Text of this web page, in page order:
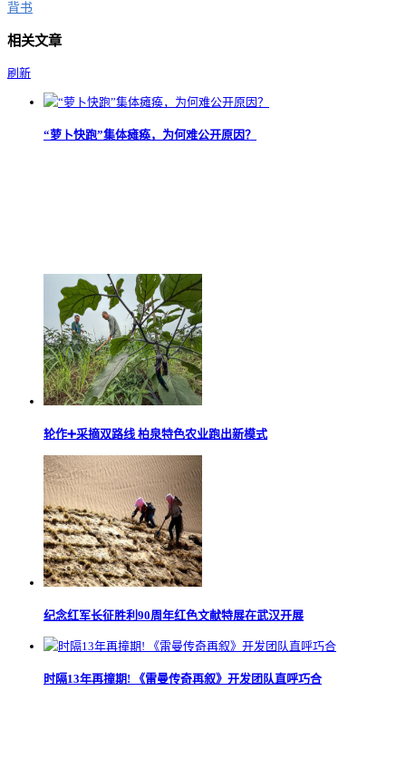
背书
相关文章
刷新
“萝卜快跑”集体瘫痪，为何难公开原因？
轮作➕采摘双路线 柏泉特色农业跑出新模式
纪念红军长征胜利90周年红色文献特展在武汉开展
时隔13年再撞期! 《雷曼传奇再叙》开发团队直呼巧合